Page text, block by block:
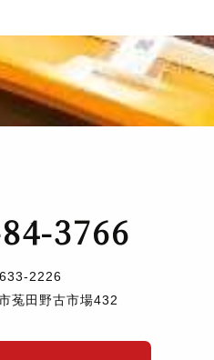
3766
2226
菟田野古市場432